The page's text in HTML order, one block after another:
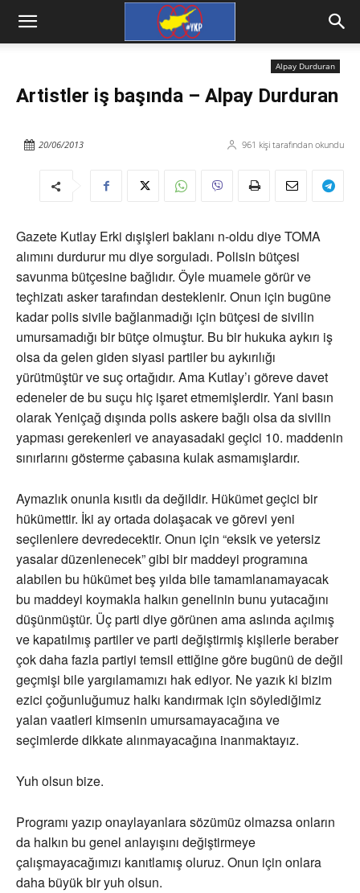
Alpay Durduran
Artistler iş başında – Alpay Durduran
961 kişi tarafından okundu
20/06/2013
Gazete Kutlay Erki dışişleri baklanı n-oldu diye TOMA
alımını durdurur mu diye sorguladı. Polisin bütçesi
savunma bütçesine bağlıdır. Öyle muamele görür ve
teçhizatı asker tarafından desteklenir. Onun için bugüne
kadar polis sivile bağlanmadığı için bütçesi de sivilin
umursamadığı bir bütçe olmuştur. Bu bir hukuka aykırı iş
olsa da gelen giden siyasi partiler bu aykırılığı
yürütmüştür ve suç ortağıdır. Ama Kutlay’ı göreve davet
edeneler de bu suçu hiç işaret etmemişlerdir. Yani basın
olarak Yeniçağ dışında polis askere bağlı olsa da sivilin
yapması gerekenleri ve anayasadaki geçici 10. maddenin
sınırlarını gösterme çabasına kulak asmamışlardır.
Aymazlık onunla kısıtlı da değildir. Hükümet geçici bir
hükümettir. İki ay ortada dolaşacak ve görevi yeni
seçilenlere devredecektir. Onun için “eksik ve yetersiz
yasalar düzenlenecek” gibi bir maddeyi programına
alabilen bu hükümet beş yılda bile tamamlanamayacak
bu maddeyi koymakla halkın genelinin bunu yutacağını
düşünmüştür. Üç parti diye görünen ama aslında açılmış
ve kapatılmış partiler ve parti değiştirmiş kişilerle beraber
çok daha fazla partiyi temsil ettiğine göre bugünü de değil
geçmişi bile yargılamamızı hak ediyor. Ne yazık ki bizim
ezici çoğunluğumuz halkı kandırmak için söylediğimiz
yalan vaatleri kimsenin umursamayacağına ve
seçimlerde dikkate alınmayacağına inanmaktayız.
Yuh olsun bize.
Programı yazıp onaylayanlara sözümüz olmazsa onların
da halkın bu genel anlayışını değiştirmeye
çalışmayacağımızı kanıtlamış oluruz. Onun için onlara
daha büyük bir yuh olsun.